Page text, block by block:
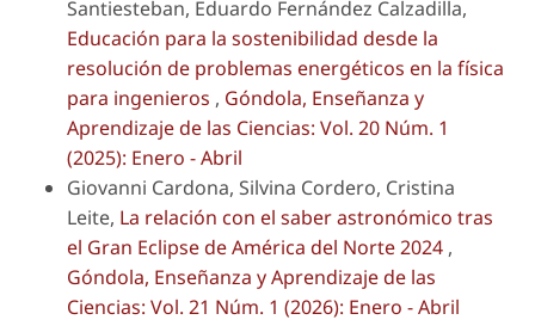
Santiesteban, Eduardo Fernández Calzadilla,
Educación para la sostenibilidad desde la
resolución de problemas energéticos en la física
para ingenieros , Góndola, Enseñanza y
Aprendizaje de las Ciencias: Vol. 20 Núm. 1
(2025): Enero - Abril
Giovanni Cardona, Silvina Cordero, Cristina
Leite, La relación con el saber astronómico tras
el Gran Eclipse de América del Norte 2024 ,
Góndola, Enseñanza y Aprendizaje de las
Ciencias: Vol. 21 Núm. 1 (2026): Enero - Abril